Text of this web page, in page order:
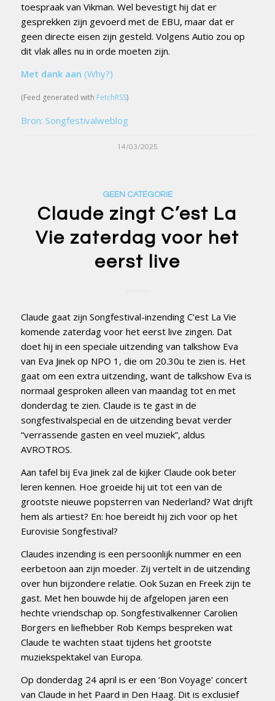
toespraak van Vikman. Wel bevestigt hij dat er
gesprekken zijn gevoerd met de EBU, maar dat er
geen directe eisen zijn gesteld. Volgens Autio zou op
dit vlak alles nu in orde moeten zijn.
Met dank aan (Why?)
(Feed generated with FetchRSS)
Bron: Songfestivalweblog
14/03/2025
GEEN CATEGORIE
Claude zingt C’est La
Vie zaterdag voor het
eerst live
Claude gaat zijn Songfestival-inzending C’est La Vie
komende zaterdag voor het eerst live zingen. Dat
doet hij in een speciale uitzending van talkshow Eva
van Eva Jinek op NPO 1, die om 20.30u te zien is. Het
gaat om een extra uitzending, want de talkshow Eva is
normaal gesproken alleen van maandag tot en met
donderdag te zien. Claude is te gast in de
songfestivalspecial en de uitzending bevat verder
“verrassende gasten en veel muziek”, aldus
AVROTROS.
Aan tafel bij Eva Jinek zal de kijker Claude ook beter
leren kennen. Hoe groeide hij uit tot een van de
grootste nieuwe popsterren van Nederland? Wat drijft
hem als artiest? En: hoe bereidt hij zich voor op het
Eurovisie Songfestival?
Claudes inzending is een persoonlijk nummer en een
eerbetoon aan zijn moeder. Zij vertelt in de uitzending
over hun bijzondere relatie. Ook Suzan en Freek zijn te
gast. Met hen bouwde hij de afgelopen jaren een
hechte vriendschap op. Songfestivalkenner Carolien
Borgers en liefhebber Rob Kemps bespreken wat
Claude te wachten staat tijdens het grootste
muziekspektakel van Europa.
Op donderdag 24 april is er een ‘Bon Voyage’ concert
van Claude in het Paard in Den Haag. Dit is exclusief